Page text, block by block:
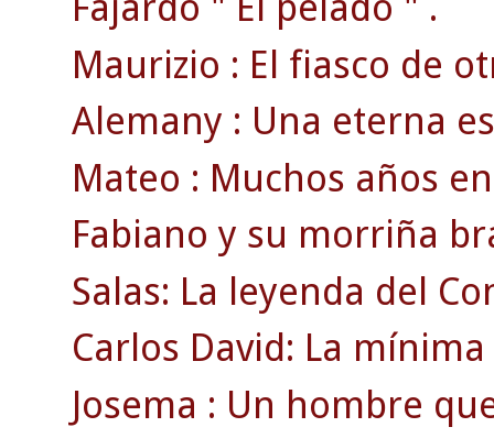
Maurizio : El fiasco de
Alemany : Una eterna
Mateo : Muchos años
Fabiano y su morriña
Salas: La leyenda del
Carlos David: La
Josema : Un hombre